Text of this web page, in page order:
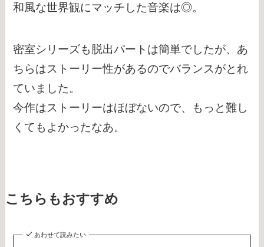
和風な世界観にマッチした音楽は◎。
密室シリーズも脱出パートは簡単でしたが、あ
ちらはストーリー性があるのでバランスがとれ
ていました。
今作はストーリーはほぼないので、もっと難し
くてもよかったなあ。
こちらもおすすめ
あわせて読みたい